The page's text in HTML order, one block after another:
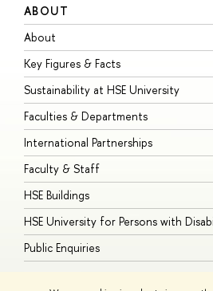
ABOUT
About
Key Figures & Facts
Sustainability at HSE University
Faculties & Departments
International Partnerships
Faculty & Staff
HSE Buildings
HSE University for Persons with
Public Enquiries